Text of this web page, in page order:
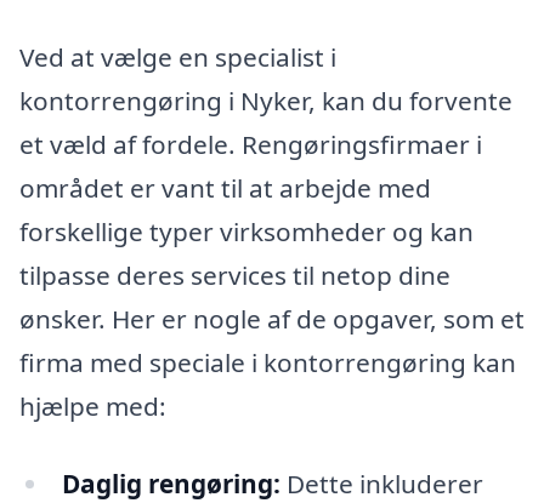
Ved at vælge en specialist i
kontorrengøring i Nyker, kan du forvente
et væld af fordele. Rengøringsfirmaer i
området er vant til at arbejde med
forskellige typer virksomheder og kan
tilpasse deres services til netop dine
ønsker. Her er nogle af de opgaver, som et
firma med speciale i kontorrengøring kan
hjælpe med:
Daglig rengøring: Dette inkluderer